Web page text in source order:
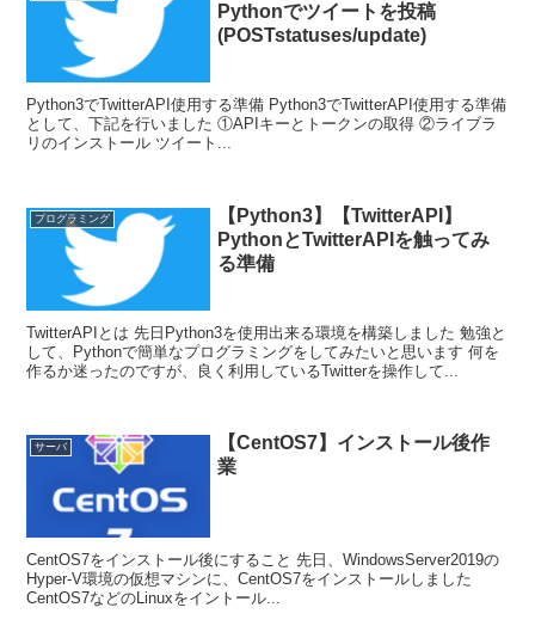
Pythonでツイートを投稿
(POSTstatuses/update)
Python3でTwitterAPI使用する準備 Python3でTwitterAPI使用する準備
として、下記を行いました ①APIキーとトークンの取得 ②ライブラ
リのインストール ツイート...
プログラミング
【Python3】【TwitterAPI】
PythonとTwitterAPIを触ってみ
る準備
TwitterAPIとは 先日Python3を使用出来る環境を構築しました 勉強と
して、Pythonで簡単なプログラミングをしてみたいと思います 何を
作るか迷ったのですが、良く利用しているTwitterを操作して...
サーバ
【CentOS7】インストール後作
業
CentOS7をインストール後にすること 先日、WindowsServer2019の
Hyper-V環境の仮想マシンに、CentOS7をインストールしました
CentOS7などのLinuxをイントール...